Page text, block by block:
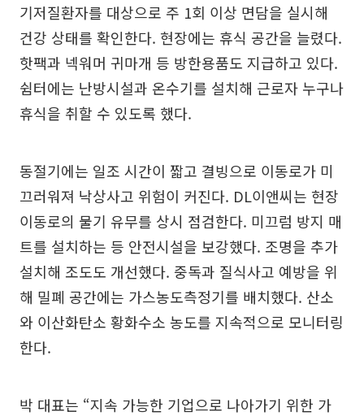
기저질환자를 대상으로 주 1회 이상 면담을 실시해
건강 상태를 확인한다. 현장에는 휴식 공간을 늘렸다.
핫팩과 넥워머 귀마개 등 방한용품도 지급하고 있다.
쉼터에는 난방시설과 온수기를 설치해 근로자 누구나
휴식을 취할 수 있도록 했다.
동절기에는 일조 시간이 짧고 결빙으로 이동로가 미
끄러워져 낙상사고 위험이 커진다. DL이앤씨는 현장
이동로의 물기 유무를 상시 점검한다. 미끄럼 방지 매
트를 설치하는 등 안전시설을 보강했다. 조명을 추가
설치해 조도도 개선했다. 중독과 질식사고 예방을 위
해 밀폐 공간에는 가스농도측정기를 배치했다. 산소
와 이산화탄소 황화수소 농도를 지속적으로 모니터링
한다.
박 대표는 “지속 가능한 기업으로 나아가기 위한 가